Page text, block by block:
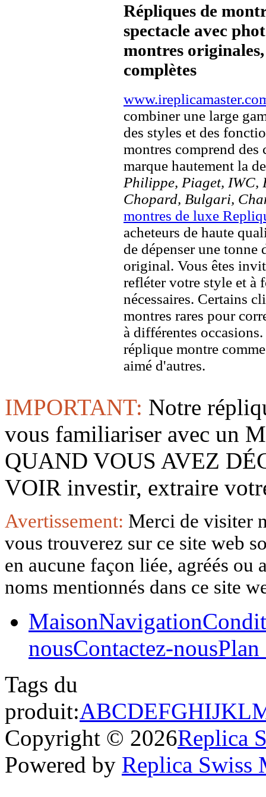
Répliques de
spectacle avec
montres
complètes
combiner une large
des styles et des
montres comprend des
marque hautement la
Philippe, Piaget, IWC,
Chopard, Bulgari,
montres de luxe
acheteurs de haute
de dépenser une
original. Vous êtes
refléter votre style et à
nécessaires. Certains
montres rares pour
à différentes
réplique montre
aimé d'autres.
IMPORTANT: Notre
vous familiariser avec un
QUAND VOUS AVEZ
VOIR investir, extraire
Avertissement: Merci de visiter
vous trouverez sur ce site web
en aucune façon liée, agréés
noms mentionnés dans ce site
MaisonNavigation
nousContactez-nousPlan
Tags du
produit:ABCDEFGHIJKL
Copyright © 2026Replica
Powered by Replica Swiss